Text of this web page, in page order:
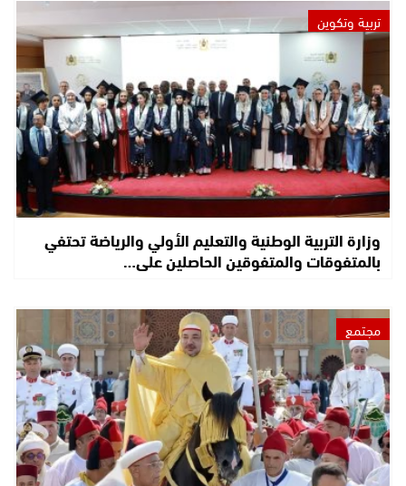
تربية وتكوين
وزارة التربية الوطنية والتعليم الأولي والرياضة تحتفي
بالمتفوقات والمتفوقين الحاصلين على…
مجتمع